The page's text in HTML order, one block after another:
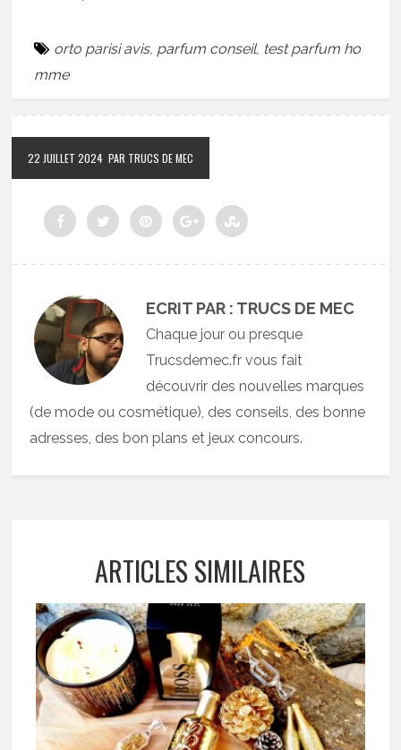
orto parisi avis, parfum conseil, test parfum ho
mme
22 JUILLET 2024 PAR TRUCS DE MEC
ECRIT PAR : TRUCS DE MEC
Chaque jour ou presque
Trucsdemec.fr vous fait
découvrir des nouvelles marques
(de mode ou cosmétique), des conseils, des bonne
adresses, des bon plans et jeux concours.
ARTICLES SIMILAIRES